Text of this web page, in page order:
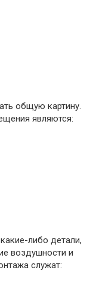
общую картину.
являются:
либо детали,
воздушности и
служат: